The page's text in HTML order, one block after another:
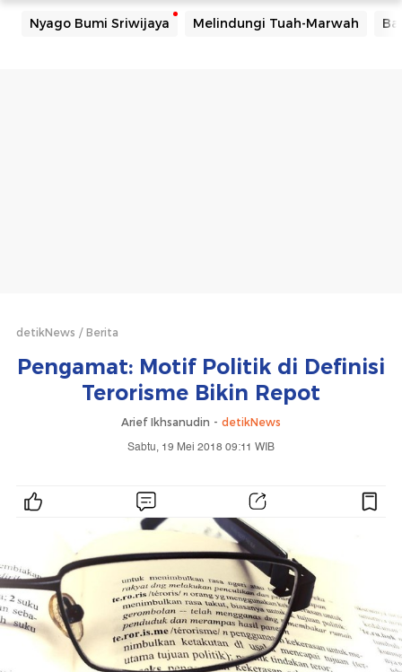
Nyago Bumi Sriwijaya Melindungi Tuah-Marwah
detikNews Berita
Pengamat: Motif Politik di Definisi
Terorisme Bikin Repot
Arief Ikhsanudin - detikNews
Sabtu, 19 Mei 2018 09:11 WIB